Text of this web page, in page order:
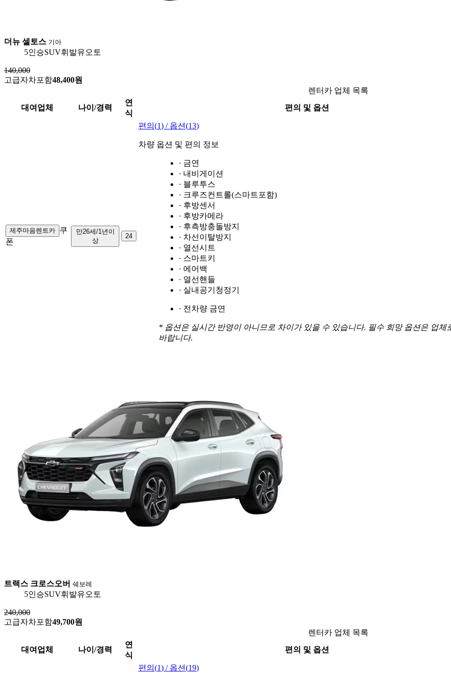
더뉴 셀토스 기아
5인승SUV휘발유오토
140,000
고급자차포함48,400원
렌터카 업체 목록
대여업체
나이/경력
연
식
편의 및 옵션
제주마음렌트카 쿠
폰
만26세/1년이
상
24
편의(1) / 옵션(13)
차량 옵션 및 편의 정보
· 금연
· 내비게이션
· 블루투스
· 크루즈컨트롤(스마트포함)
· 후방센서
· 후방카메라
· 후측방충돌방지
· 차선이탈방지
· 열선시트
· 스마트키
· 에어백
· 열선핸들
· 실내공기청정기
· 전차량 금연
* 옵션은 실시간 반영이 아니므로 차이가 있을 수 있습니다. 필수 희망 옵션은 업체
바랍니다.
트랙스 크로스오버 쉐보레
5인승SUV휘발유오토
240,000
고급자차포함49,700원
렌터카 업체 목록
대여업체
나이/경력
연
식
편의 및 옵션
편의(1) / 옵션(19)